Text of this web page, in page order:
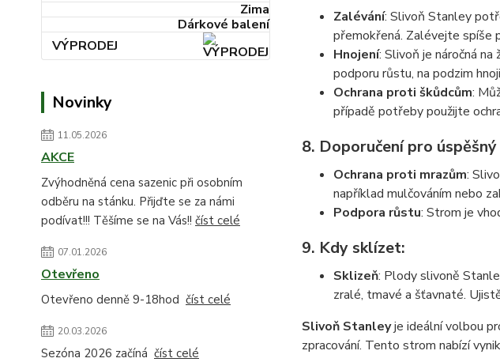
Zima
Dárkové balení
VÝPRODEJ
Novinky
11.05.2026
AKCE
Zvýhodněná cena sazenic při osobním
odběru na stánku. Přijďte se za námi
podívat!!! Těšíme se na Vás!! číst celé
07.01.2026
Otevřeno
Otevřeno denně 9-18hod číst celé
20.03.2026
Sezóna 2026 začíná číst celé
Zalévání: Slivoň Stanley
přemokřená. Zalévejte spíše
Hnojení: Slivoň je náročná
podporu růstu, na podzim
Ochrana proti škůdcům:
případě potřeby použijte
8. Doporučení pro
Ochrana proti mrazům:
například mulčováním nebo
Podpora růstu: Strom je
9. Kdy sklízet:
Sklizeň: Plody slivoně
zralé, tmavé a šťavnaté.
Slivoň Stanleyje ideální volbou
zpracování. Tento strom nabízí